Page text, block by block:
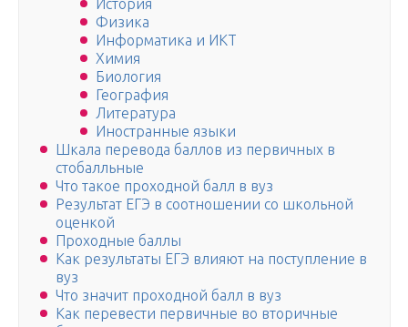
История
Физика
Информатика и ИКТ
Химия
Биология
География
Литература
Иностранные языки
Шкала перевода баллов из первичных в
стобалльные
Что такое проходной балл в вуз
Результат ЕГЭ в соотношении со школьной
оценкой
Проходные баллы
Как результаты ЕГЭ влияют на поступление в
вуз
Что значит проходной балл в вуз
Как перевести первичные во вторичные